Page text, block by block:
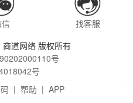
找客服
道网络 版权所有
号
号
| 帮助 | APP